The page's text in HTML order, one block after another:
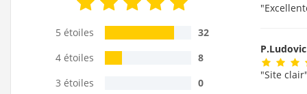
5 étoiles
32
4 étoiles
8
3 étoiles
0
P.Ludovic
"Site clair"